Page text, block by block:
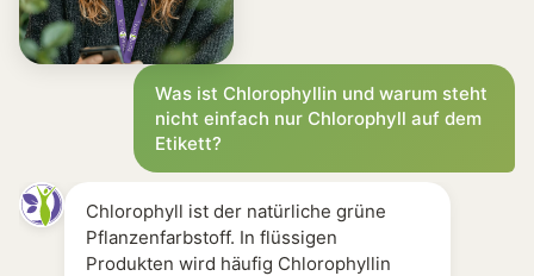
Was ist Chlorophyllin und warum steht
nicht einfach nur Chlorophyll auf dem
Etikett?
Chlorophyll ist der natürliche grüne
Pflanzenfarbstoff. In flüssigen
Produkten wird häufig Chlorophyllin